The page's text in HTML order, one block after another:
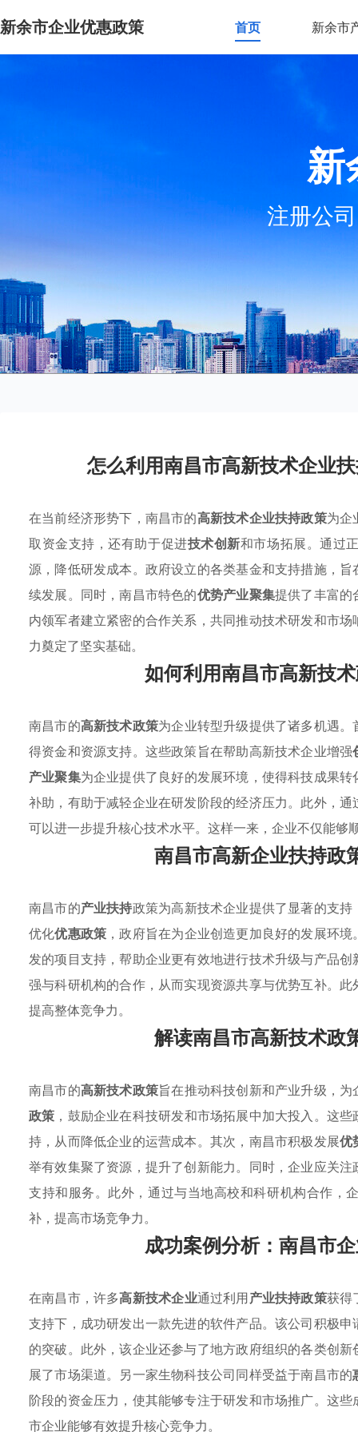
新余市企业优惠政策 首页 新余市
新
注册公
怎么利用南昌市高新技术企业
在当前经济形势下，南昌市的高新技术企业扶持政策为企
取资金支持，还有助于促进技术创新和市场拓展。通过
源，降低研发成本。政府设立的各类基金和支持措施，
续发展。同时，南昌市特色的优势产业聚集提供了丰富的
内领军者建立紧密的合作关系，共同推动技术研发和市
力奠定了坚实基础。
如何利用南昌市高新技
南昌市的高新技术政策为企业转型升级提供了诸多机遇
得资金和资源支持。这些政策旨在帮助高新技术企业增强
产业聚集为企业提供了良好的发展环境，使得科技成果
补助，有助于减轻企业在研发阶段的经济压力。此外，
可以进一步提升核心技术水平。这样一来，企业不仅能
南昌市高新企业扶持政
南昌市的产业扶持政策为高新技术企业提供了显著的支
优化优惠政策 ，政府旨在为企业创造更加良好的发展环
发的项目支持，帮助企业更有效地进行技术升级与产品
强与科研机构的合作，从而实现资源共享与优势互补。
提高整体竞争力。
解读南昌市高新技术政
南昌市的高新技术政策旨在推动科技创新和产业升级，
政策 ，鼓励企业在科技研发和市场拓展中加大投入。这
持，从而降低企业的运营成本。其次，南昌市积极发展优
举有效集聚了资源，提升了创新能力。同时，企业应关注
支持和服务。此外，通过与当地高校和科研机构合作，
补，提高市场竞争力。
成功案例分析：南昌市
在南昌市，许多高新技术企业通过利用产业扶持政策获得
支持下，成功研发出一款先进的软件产品。该公司积极
的突破。此外，该企业还参与了地方政府组织的各类创
展了市场渠道。另一家生物科技公司同样受益于南昌市的
阶段的资金压力，使其能够专注于研发和市场推广。这
市企业能够有效提升核心竞争力。